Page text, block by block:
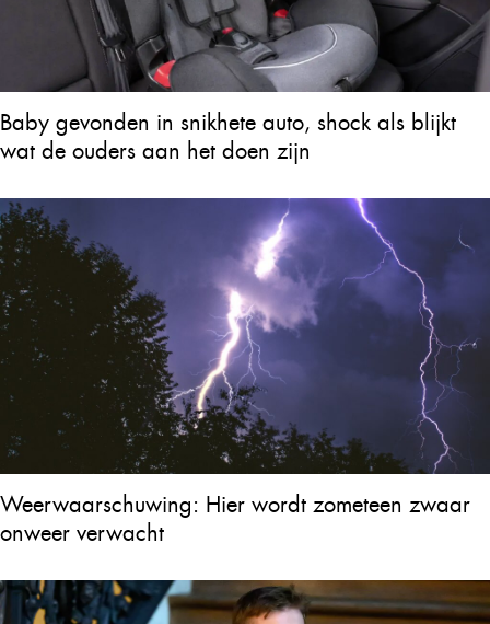
Baby gevonden in snikhete auto, shock als blijkt
wat de ouders aan het doen zijn
Weerwaarschuwing: Hier wordt zometeen zwaar
onweer verwacht